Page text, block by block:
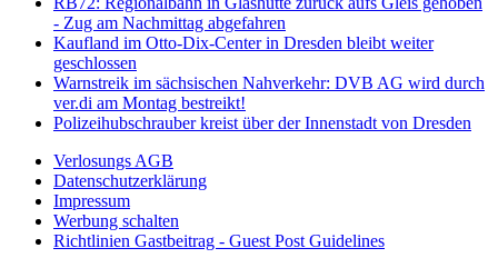
- Zug am Nachmittag abgefahren
Kaufland im Otto-Dix-Center in Dresden bleibt weiter
geschlossen
Warnstreik im sächsischen Nahverkehr: DVB AG wird durch
ver.di am Montag bestreikt!
Polizeihubschrauber kreist über der Innenstadt von Dresden
Verlosungs AGB
Datenschutzerklärung
Impressum
Werbung schalten
Richtlinien Gastbeitrag - Guest Post Guidelines